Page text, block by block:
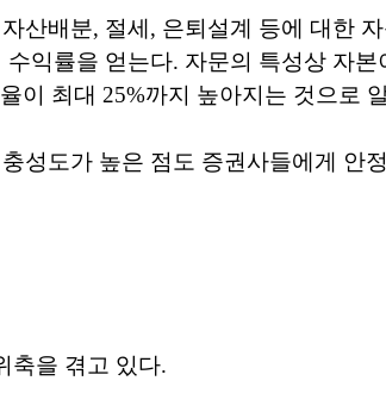
산배분, 절세, 은퇴설계 등에 대한
익률을 얻는다. 자문의 특성상 자본
이 최대 25%까지 높아지는 것으로
성도가 높은 점도 증권사들에게 안
축을 겪고 있다.